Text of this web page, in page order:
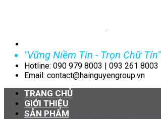
"Vững Niềm Tin - Trọn Chữ Tín"
Hotline: 090 979 8003 | 093 261 8003
Email: contact@hainguyengroup.vn
TRANG CHỦ
GIỚI THIỆU
SẢN PHẨM